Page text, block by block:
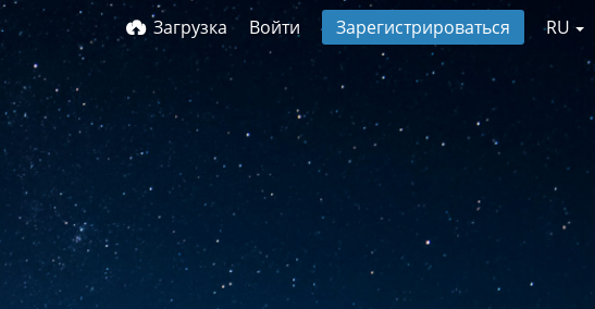
Загрузка Войти Зарегистрироваться RU